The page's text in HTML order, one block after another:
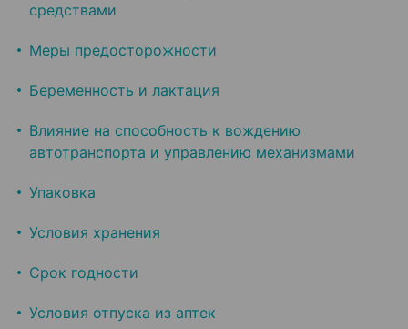
средствами
Меры предосторожности
Беременность и лактация
Влияние на способность к вождению
автотранспорта и управлению механизмами
Упаковка
Условия хранения
Срок годности
Условия отпуска из аптек